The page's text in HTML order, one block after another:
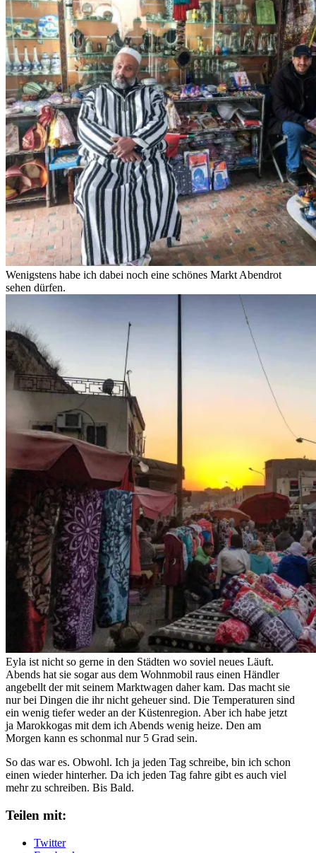
Wenigstens habe ich dabei noch eine schönes Markt Abendrot
sehen dürfen.
Eyla ist nicht so gerne in den Städten wo soviel neues Läuft.
Abends hat sie sogar aus dem Wohnmobil raus einen Händler
angebellt der mit seinem Marktwagen daher kam. Das macht sie
nur bei Dingen die ihr nicht geheuer sind. Die Temperaturen sind
ein wenig tiefer weder an der Küstenregion. Aber ich habe jetzt
ja Marokkogas mit dem ich Abends wenig heize. Den am
Morgen kann es schonmal nur 5 Grad sein.
So das war es. Obwohl. Ich ja jeden Tag schreibe, bin ich schon
einen wieder hinterher. Da ich jeden Tag fahre gibt es auch viel
mehr zu schreiben. Bis Bald.
Teilen mit:
Twitter